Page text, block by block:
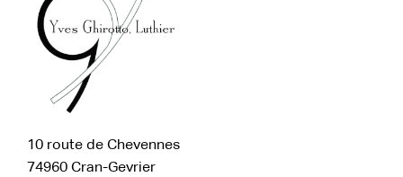
10 route de Chevennes
74960 Cran-Gevrier